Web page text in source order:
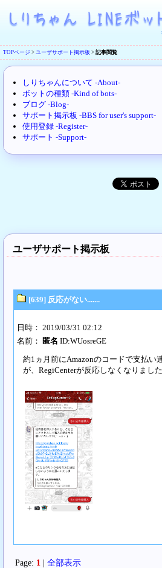
TOPページ > ユーザサポート掲示板 > 記事閲覧
しりちゃんについて -About-
ボットの種類 -Kind of bots-
ブログ -Blog-
サポート掲示板 -BBS for user's support-
使用登録 -Register-
サポート -Support-
ユーザサポート掲示板
[639] 反応がない.......
日時： 2019/03/31 02:12
名前：
匿名 ID:WUosreGE
約1ヵ月前にAmazonのコードで支払い
が、RegiCenterが反応しなくなりました
Page: 1 | 全部表示